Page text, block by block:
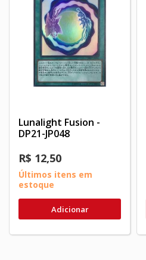
Lunalight Fusion -
DP21-JP048
R$ 12,50
Últimos itens em
estoque
Adicionar